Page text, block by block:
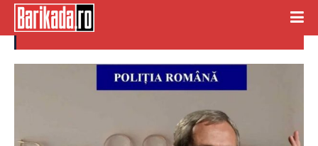
consiliera dragnea